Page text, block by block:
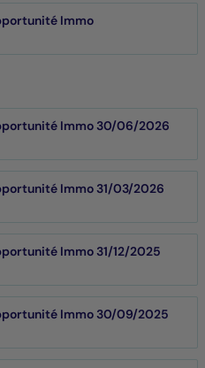
Immo
Immo 30/06/2026
Immo 31/03/2026
Immo 31/12/2025
Immo 30/09/2025